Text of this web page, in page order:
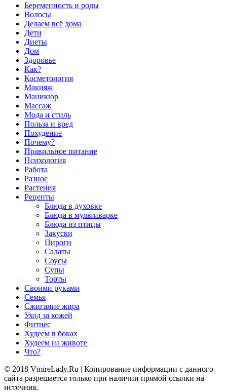
Беременность и роды
Волосы
Делаем всё дома
Дети
Диеты
Дом
Здоровье
Как?
Косметология
Макияж
Маникюр
Массаж
Мода и стиль
Польза и вред
Похудение
Почему?
Правильное питание
Психология
Работа
Разное
Растения
Рецепты
Блюда в духовке
Блюда в мультиварке
Блюда из птицы
Закуски
Пироги
Салаты
Соусы
Супы
Торты
Своими руками
Семья
Сжигание жира
Уход за кожей
Фитнес
Худеем в боках
Худеем на животе
Что?
© 2018 VmireLady.Ru | Копирование информации с данного
сайта разрешается только при наличии прямой ссылки на
источник.